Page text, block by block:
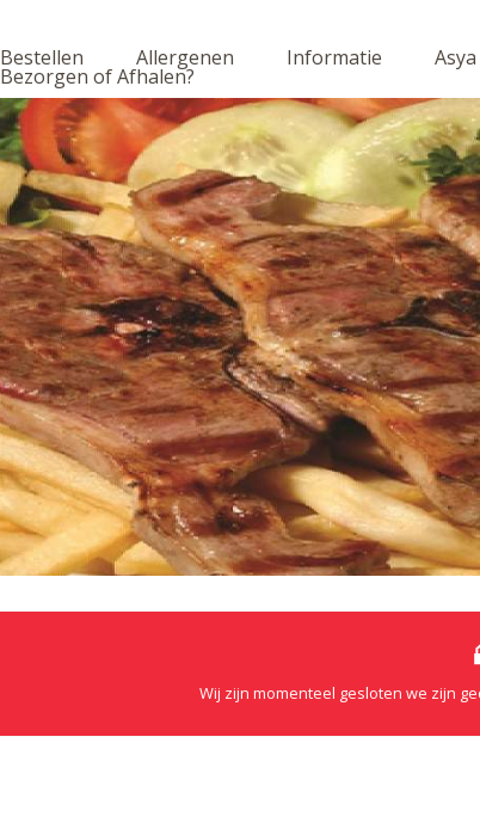
Bestellen Allergenen Informatie
Bezorgen of Afhalen?
Wij zijn momenteel gesloten we zijn